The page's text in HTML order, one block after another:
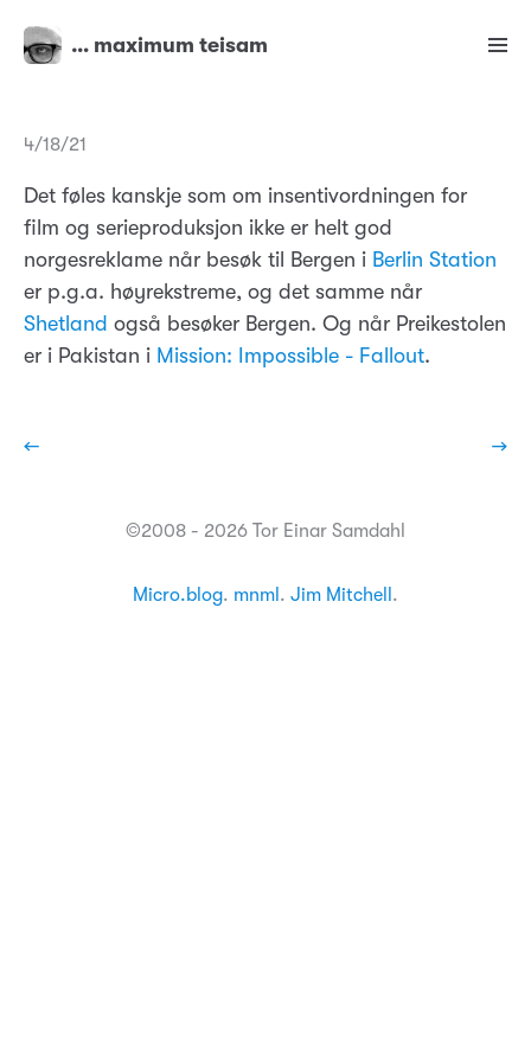
… maximum teisam
4/18/21
Det føles kanskje som om insentivordningen for
film og serieproduksjon ikke er helt god
norgesreklame når besøk til Bergen i Berlin Station
er p.g.a. høyrekstreme, og det samme når
Shetland også besøker Bergen. Og når Preikestolen
er i Pakistan i Mission: Impossible - Fallout.
← →
©2008 - 2026 Tor Einar Samdahl
Micro.blog. mnml . Jim Mitchell .